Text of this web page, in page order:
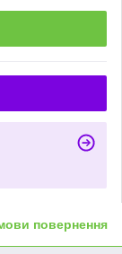
повернення